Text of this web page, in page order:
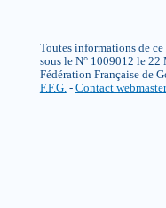
Toutes informations de
sous le N° 1009012 le 22
Fédération Française de
F.F.G.- Contact webmaster